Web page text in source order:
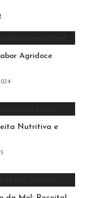
Agridoce
Nutritiva e